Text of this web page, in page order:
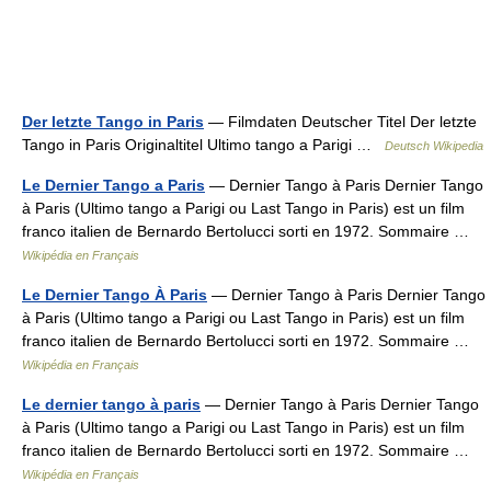
Der letzte Tango in Paris — Filmdaten Deutscher Titel Der letzte
Tango in Paris Originaltitel Ultimo tango a Parigi …
Deutsch Wikipedia
Le Dernier Tango a Paris — Dernier Tango à Paris Dernier Tango
à Paris (Ultimo tango a Parigi ou Last Tango in Paris) est un film
franco italien de Bernardo Bertolucci sorti en 1972. Sommaire …
Wikipédia en Français
Le Dernier Tango À Paris — Dernier Tango à Paris Dernier Tango
à Paris (Ultimo tango a Parigi ou Last Tango in Paris) est un film
franco italien de Bernardo Bertolucci sorti en 1972. Sommaire …
Wikipédia en Français
Le dernier tango à paris — Dernier Tango à Paris Dernier Tango
à Paris (Ultimo tango a Parigi ou Last Tango in Paris) est un film
franco italien de Bernardo Bertolucci sorti en 1972. Sommaire …
Wikipédia en Français